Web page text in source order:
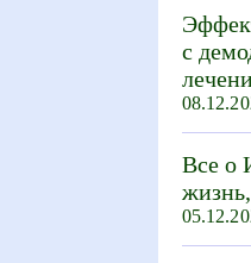
с
Все о